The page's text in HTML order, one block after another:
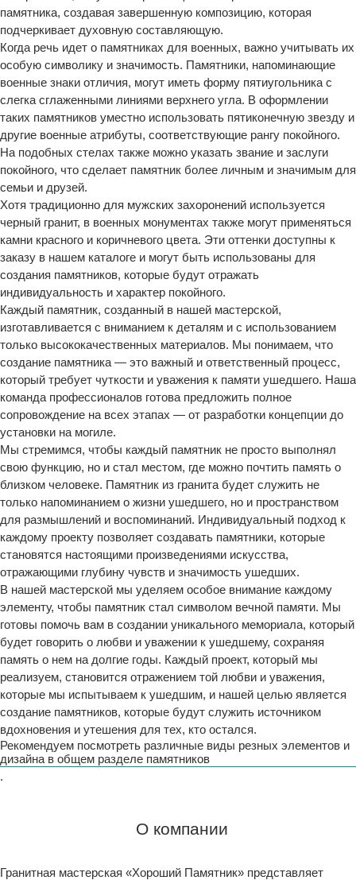
памятника, создавая завершенную композицию, которая
подчеркивает духовную составляющую.
Когда речь идет о памятниках для военных, важно учитывать их
особую символику и значимость. Памятники, напоминающие
военные знаки отличия, могут иметь форму пятиугольника с
слегка сглаженными линиями верхнего угла. В оформлении
таких памятников уместно использовать пятиконечную звезду и
другие военные атрибуты, соответствующие рангу покойного.
На подобных стелах также можно указать звание и заслуги
покойного, что сделает памятник более личным и значимым для
семьи и друзей.
Хотя традиционно для мужских захоронений используется
черный гранит, в военных монументах также могут применяться
камни красного и коричневого цвета. Эти оттенки доступны к
заказу в нашем каталоге и могут быть использованы для
создания памятников, которые будут отражать
индивидуальность и характер покойного.
Каждый памятник, созданный в нашей мастерской,
изготавливается с вниманием к деталям и с использованием
только высококачественных материалов. Мы понимаем, что
создание памятника — это важный и ответственный процесс,
который требует чуткости и уважения к памяти ушедшего. Наша
команда профессионалов готова предложить полное
сопровождение на всех этапах — от разработки концепции до
установки на могиле.
Мы стремимся, чтобы каждый памятник не просто выполнял
свою функцию, но и стал местом, где можно почтить память о
близком человеке. Памятник из гранита будет служить не
только напоминанием о жизни ушедшего, но и пространством
для размышлений и воспоминаний. Индивидуальный подход к
каждому проекту позволяет создавать памятники, которые
становятся настоящими произведениями искусства,
отражающими глубину чувств и значимость ушедших.
В нашей мастерской мы уделяем особое внимание каждому
элементу, чтобы памятник стал символом вечной памяти. Мы
готовы помочь вам в создании уникального мемориала, который
будет говорить о любви и уважении к ушедшему, сохраняя
память о нем на долгие годы. Каждый проект, который мы
реализуем, становится отражением той любви и уважения,
которые мы испытываем к ушедшим, и нашей целью является
создание памятников, которые будут служить источником
вдохновения и утешения для тех, кто остался.
Рекомендуем посмотреть различные виды резных элементов и
дизайна в общем разделе памятников
.
О компании
Гранитная мастерская «Хороший Памятник» представляет